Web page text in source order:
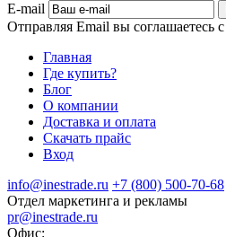
E-mail
Отправляя Email вы соглашаетесь с
Главная
Где купить?
Блог
О компании
Доставка и оплата
Скачать прайс
Вход
info@inestrade.ru +7 (800) 500-70-68
Отдел маркетинга и рекламы
pr@inestrade.ru
Офис: